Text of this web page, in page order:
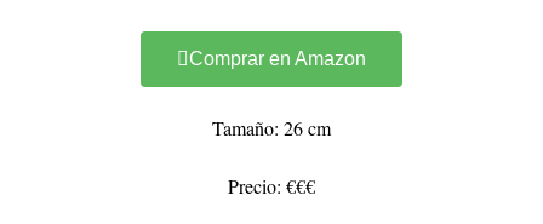
Comprar en Amazon
Tamaño: 26 cm
Precio: €€€